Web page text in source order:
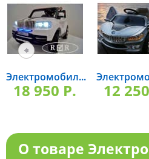
Электромобил...
18 950 P. 12
О товаре